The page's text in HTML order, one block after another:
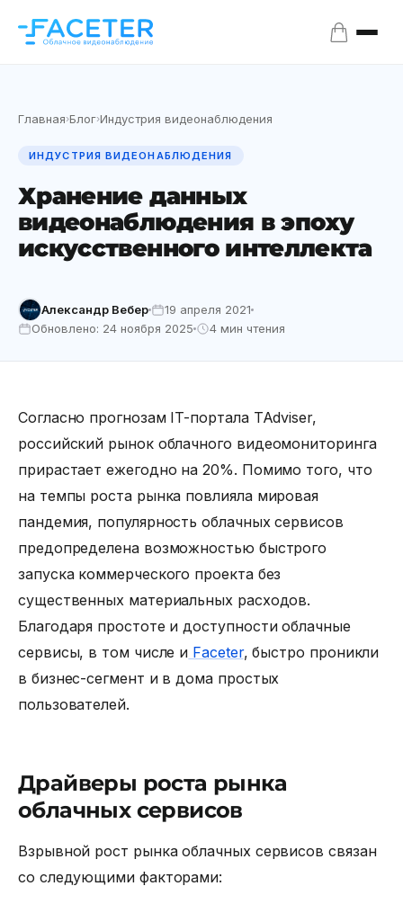
Главная›Блог›Индустрия видеонаблюдения
ИНДУСТРИЯ ВИДЕОНАБЛЮДЕНИЯ
Хранение данных
видеонаблюдения в эпоху
искусственного интеллекта
Александр Вебер
19 апреля 2021
Обновлено: 24 ноября 2025
4 мин чтения
Согласно прогнозам IT-портала TAdviser,
российский рынок облачного видеомониторинга
прирастает ежегодно на 20%. Помимо того, что
на темпы роста рынка повлияла мировая
пандемия, популярность облачных сервисов
предопределена возможностью быстрого
запуска коммерческого проекта без
существенных материальных расходов.
Благодаря простоте и доступности облачные
сервисы, в том числе и Faceter, быстро проникли
в бизнес-сегмент и в дома простых
пользователей.
Драйверы роста рынка
облачных сервисов
Взрывной рост рынка облачных сервисов связан
со следующими факторами: